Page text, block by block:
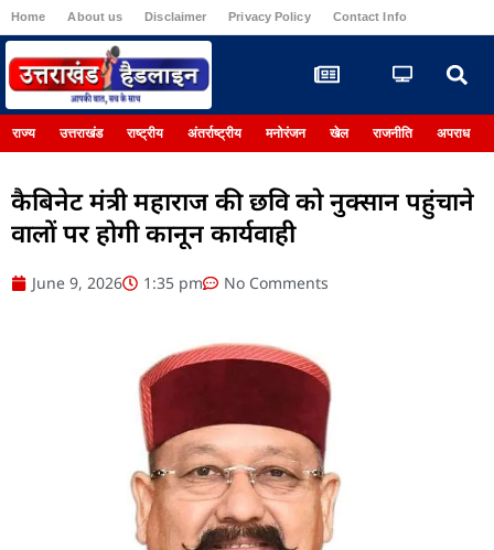
Home About us Disclaimer Privacy Policy Contact Info
राज्य उत्तराखंड राष्ट्रीय अंतर्राष्ट्रीय मनोरंजन खेल राजनीति अपराध
कैबिनेट मंत्री महाराज की छवि को नुक्सान पहुंचाने
वालों पर होगी कानून कार्यवाही
June 9, 2026 1:35 pm No Comments